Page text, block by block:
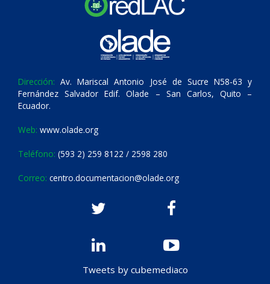
Dirección: Av. Mariscal Antonio José de Sucre N58-63 y
Fernández Salvador Edif. Olade – San Carlos, Quito –
Ecuador.
Web: www.olade.org
Teléfono: (593 2) 259 8122 / 2598 280
Correo: centro.documentacion@olade.org
Tweets by cubemediaco